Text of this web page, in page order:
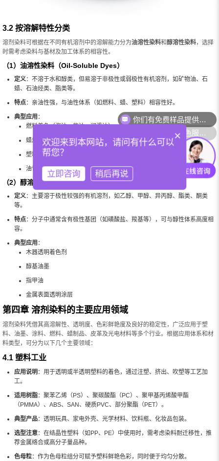
3.2 按溶解特性分类
溶剂染料可根据在不同有机溶剂中的溶解能力分为油溶性染料和 醇溶性染料，选择
时需考虑染料与基材及加工体系的相容性。
（1）油溶性染料（Oil-Soluble Dyes）
定义：不溶于水和醇类，但易溶于非极性或弱极性有机溶剂，如矿物油、石
蜡、石油烃类、脂类等。
特点：亲油性强，与油性体系（如燃料、蜡、塑料）相容性好。
典型应用 ：
燃料着色（汽油、柴油、润滑油）
蜡烛及蜡制品着色
塑料制品
油性油墨
（2）醇溶性染料（Alcohol-Soluble Dyes）
定义：主要溶于极性较强的有机溶剂，如乙醇、甲醇、异丙醇、酯类、酮类
等。
特点：分子中通常含有极性基团（如磺酸盐、羧基等），可与醇性体系高度相
容。
典型应用 ：
木器透明着色剂
醇基油墨
指甲油
金属表面透明涂层
第四章 溶剂染料的主要应用领域
溶剂染料凭借其高溶解性、透明度、色彩鲜艳度及良好的稳定性，广泛应用于塑
料、油墨、涂料、燃料、蜡制品、皮革及光电材料等多个行业。根据应用体系和材
料类型，可分为以下几个主要领域：
4.1 塑料工业
应用说明 ：用于透明或半透明塑料的着色，通过注塑、挤出、吹塑等工艺加
工。
适用树脂：聚苯乙烯（PS）、聚碳酸酯（PC）、聚甲基丙烯酸甲酯
（PMMA）、ABS、SAN、硬质PVC、部分聚酯（PET）。
典型产品：透明玩具、家电外壳、光学材料、饮料瓶、化妆品包装。
选型注意：在结晶性塑料（如PP、PE）中使用时，需考虑染料耐迁移性，推
荐金属络合或高分子量品种。
色母粒：作为色母粒组分可赋予塑料鲜艳色彩，同时便于均匀分散。
你们可以提供配色服务吗？
×
欢迎来到本网站，请问有什么可以
帮您？
立即咨询 稍后再说